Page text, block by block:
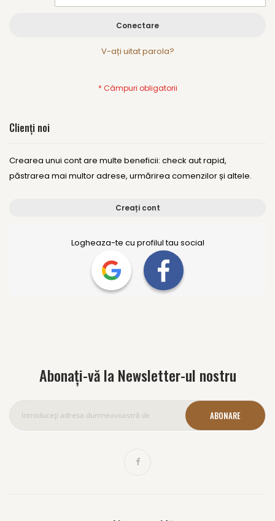
Conectare
V-ați uitat parola?
Clienți noi
Crearea unui cont are multe beneficii: check aut rapid,
păstrarea mai multor adrese, urmărirea comenzilor și altele.
Creați cont
Logheaza-te cu profilul tau social
Abonați-vă la Newsletter-ul nostru
ABONARE